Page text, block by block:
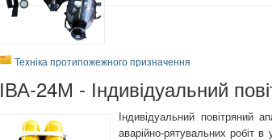
Техніка протипожежного призначення
ІВА-24М - Індивідуальний
Індивідуальний повітряний
аварійно-рятувальних робіт